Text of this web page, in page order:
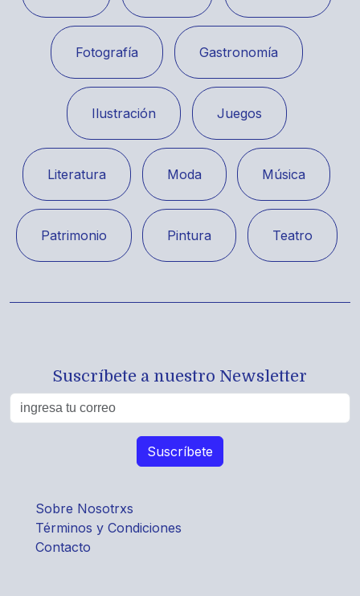
Fotografía Gastronomía
Ilustración Juegos
Literatura Moda Música
Patrimonio Pintura Teatro
Suscríbete a nuestro Newsletter
Sobre Nosotrxs
Términos y Condiciones
Contacto